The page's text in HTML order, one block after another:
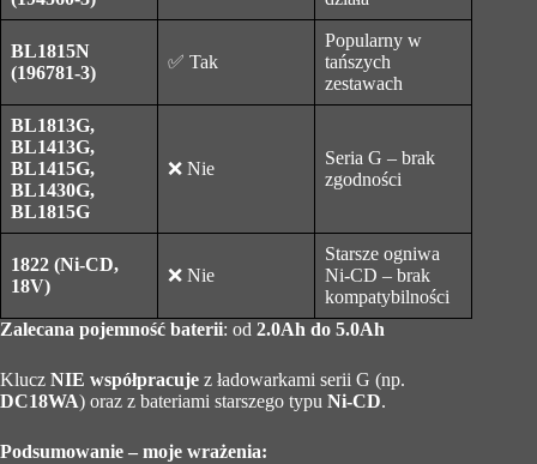
BL1815N
(196781-3)
✅ Tak
Popularny w
tańszych
zestawach
BL1813G,
BL1413G,
BL1415G,
BL1430G,
BL1815G
❌ Nie
Seria G – brak
zgodności
1822 (Ni-CD,
18V)
❌ Nie
Starsze ogniwa
Ni-CD – brak
kompatybilności
Zalecana pojemność baterii: od 2.0Ah do 5.0Ah
Klucz NIE współpracuje z ładowarkami serii G (np.
DC18WA) oraz z bateriami starszego typu Ni-CD.
Podsumowanie – moje wrażenia: